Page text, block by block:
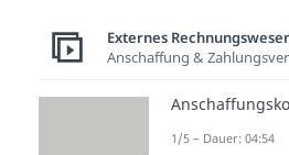
Externes
Anschaffung &
1/5 – Dauer: 04:54